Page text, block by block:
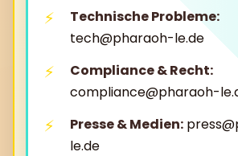
Technische Probleme:
tech@pharaoh-le.de
Compliance & Recht:
compliance@pharaoh-
Presse & Medien:
le.de